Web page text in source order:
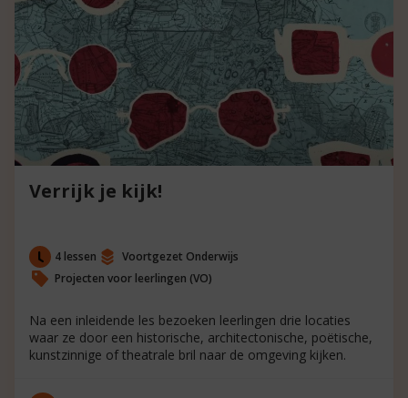
Verrijk je kijk!
4 lessen
Voortgezet Onderwijs
Projecten voor leerlingen (VO)
Na een inleidende les bezoeken leerlingen drie locaties
waar ze door een historische, architectonische, poëtische,
kunstzinnige of theatrale bril naar de omgeving kijken.